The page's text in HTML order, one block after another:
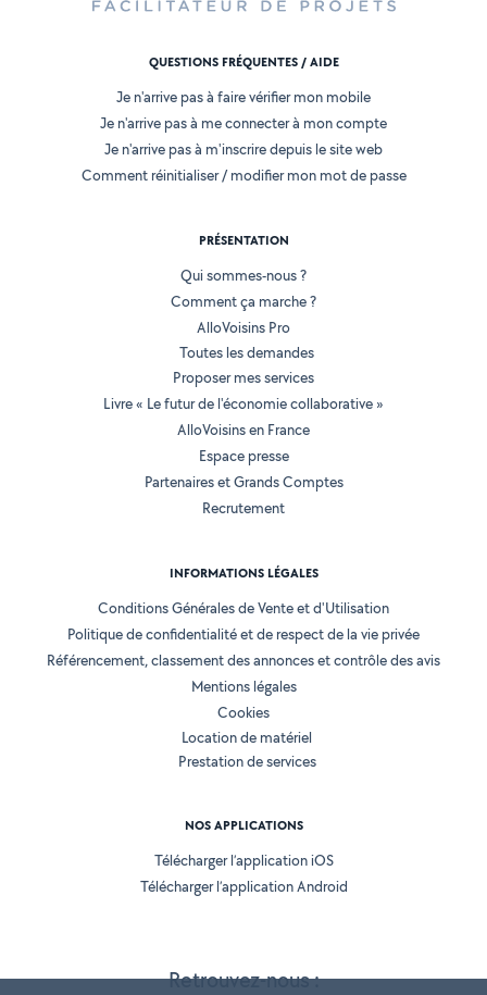
Retrouvez-nous :
QUESTIONS FRÉQUENTES / AIDE
Je n'arrive pas à faire vérifier mon mobile
Je n'arrive pas à me connecter à mon compte
Je n'arrive pas à m'inscrire depuis le site web
Comment réinitialiser / modifier mon mot de passe
PRÉSENTATION
Qui sommes-nous ?
Comment ça marche ?
AlloVoisins Pro
Toutes les demandes
Proposer mes services
Livre « Le futur de l'économie collaborative »
AlloVoisins en France
Espace presse
Partenaires et Grands Comptes
Recrutement
INFORMATIONS LÉGALES
Conditions Générales de Vente et d'Utilisation
Politique de confidentialité et de respect de la vie privée
Référencement, classement des annonces et contrôle des avis
Mentions légales
Cookies
Location de matériel
Prestation de services
NOS APPLICATIONS
Télécharger l’application iOS
Télécharger l’application Android